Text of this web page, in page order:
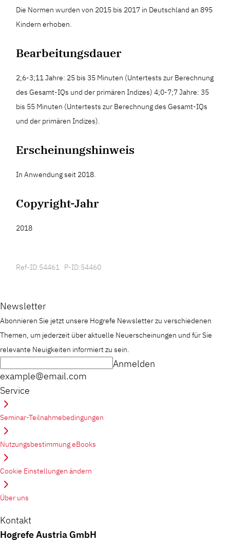
Die Normen wurden von 2015 bis 2017 in Deutschland an 895
Kindern erhoben.
Bearbeitungsdauer
2;6-3;11 Jahre: 25 bis 35 Minuten (Untertests zur Berechnung
des Gesamt-IQs und der primären Indizes) 4;0-7;7 Jahre: 35
bis 55 Minuten (Untertests zur Berechnung des Gesamt-IQs
und der primären Indizes).
Erscheinungshinweis
In Anwendung seit 2018.
Copyright-Jahr
2018
Ref-ID:54461 P-ID:54460
Newsletter
Abonnieren Sie jetzt unsere Hogrefe Newsletter zu verschiedenen
Themen, um jederzeit über aktuelle Neuerscheinungen und für Sie
relevante Neuigkeiten informiert zu sein.
example@email.com
Anmelden
Service
Seminar-Teilnahmebedingungen
Nutzungsbestimmung eBooks
Cookie Einstellungen ändern
Über uns
Kontakt
Hogrefe Austria GmbH